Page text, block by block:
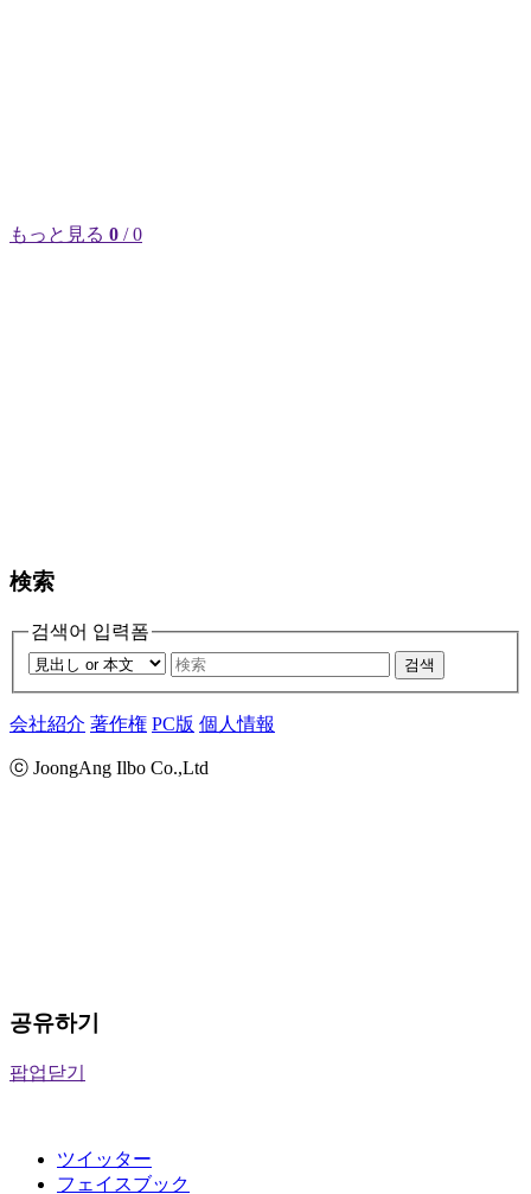
もっと見る 0 / 0
検索
검색어 입력폼
검색
会社紹介 著作権 PC版 個人情報
ⓒ JoongAng Ilbo Co.,Ltd
공유하기
팝업닫기
ツイッター
フェイスブック